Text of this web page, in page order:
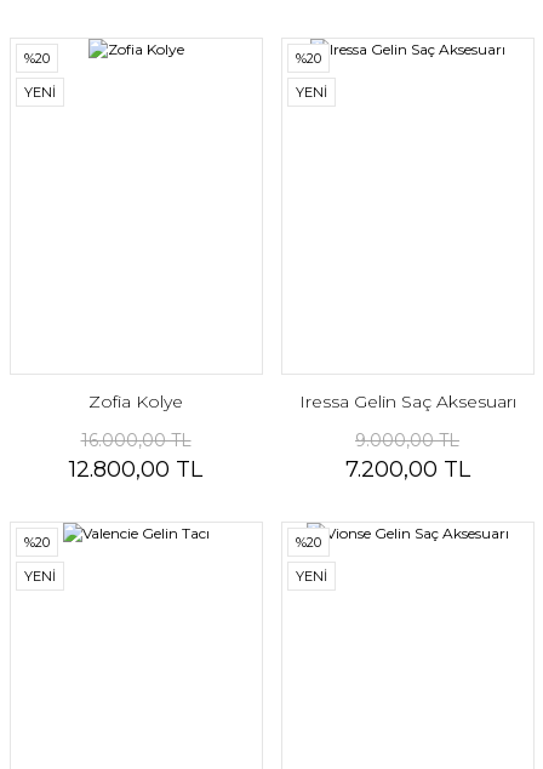
%20
YENİ
Zofia Kolye
16.000,00 TL
12.800,00 TL
%20
YENİ
Iressa Gelin Saç Aksesuarı
9.000,00 TL
7.200,00 TL
%20
YENİ
%20
YENİ